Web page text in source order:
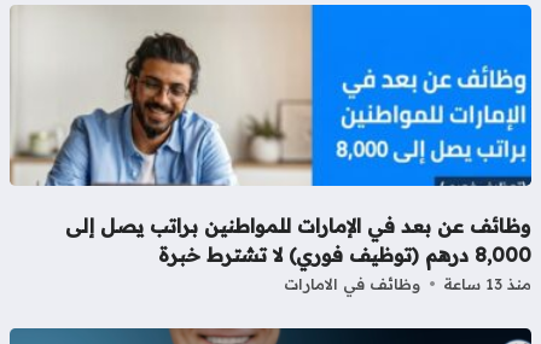
عن بعد في الإمارات للمواطنين براتب يصل إلى
(توظيف فوري) لا تشترط خبرة
ساعة وظائف في الامارات